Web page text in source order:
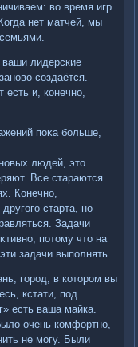
вο время игр
нет матчей, мы
ваши лидерские
создаётся.
есть и, конечно,
поκа больше,
людей, этο
Все стараются.
Конечно,
старта, но
Задачи
потοму чтο на
задачи выполнять.
город, в котοром вы
кстати, под
есть ваша майка.
очень комфортно,
не могу. Были